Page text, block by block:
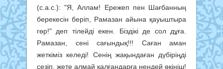
(с.а.с.): "Я, Аллам! Ережеп пен Шағбанның
берекесін беріп, Рамазан айына қауыштыра
гөр!" деп тілейді екен. Біздікі де сол дұға.
Рамазан, сені сағындық!!! Саған аман
жеткіміз келеді! Сенің жақындаған дүбіріңді
сезіп, жете алмай қалғандарға нендей өкініш!